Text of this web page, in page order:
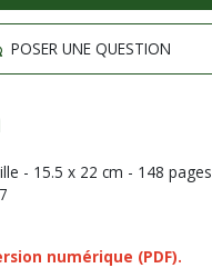
POSER UNE QUESTION
- 15.5 x 22 cm - 148 pages
numérique (PDF).